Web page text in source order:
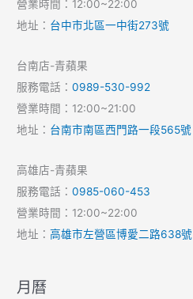
營業時間：12:00~22:00
地址： 台中市北區一中街273號
台南店-青蘋果
服務電話：0989-530-992
營業時間：12:00~21:00
地址： 台南市南區西門路一段565號
高雄店-青蘋果
服務電話：0985-060-453
營業時間：12:00~22:00
地址：高雄市左營區博愛二路638號
月曆